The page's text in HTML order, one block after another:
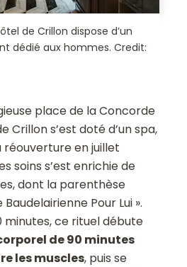
de Crillon dispose d’un
dédié aux hommes. Credit:
place de la Concorde
Crillon s’est doté d’un spa,
réouverture en juillet
soins s’est enrichie de
dont la parenthèse
Pour Lui ».
minutes, ce rituel débute
de 90 minutes
les muscles, puis se